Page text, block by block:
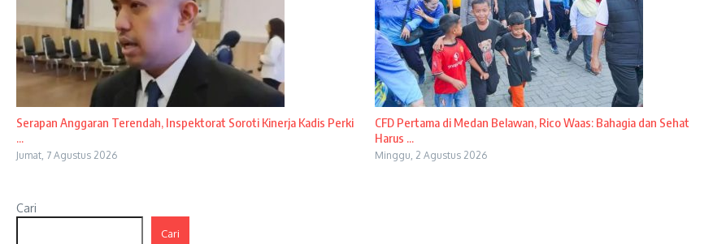
Serapan Anggaran Terendah, Inspektorat Soroti Kinerja Kadis Perki
...
Jumat, 7 Agustus 2026
CFD Pertama di Medan Belawan, Rico Waas: Bahagia dan Sehat
Harus ...
Minggu, 2 Agustus 2026
Cari
Cari